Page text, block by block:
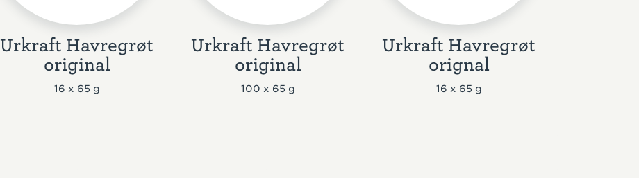
Urkraft Havregrøt
original
16 x 65 g
Urkraft Havregrøt
original
100 x 65 g
Urkraft Havregrøt
orignal
16 x 65 g